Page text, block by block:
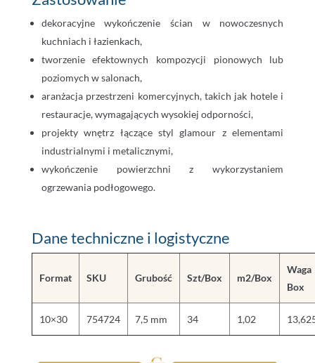
dekoracyjne wykończenie ścian w nowoczesnych
kuchniach i łazienkach,
tworzenie efektownych kompozycji pionowych lub
poziomych w salonach,
aranżacja przestrzeni komercyjnych, takich jak hotele i
restauracje, wymagających wysokiej odporności,
projekty wnętrz łączące styl glamour z elementami
industrialnymi i metalicznymi,
wykończenie powierzchni z wykorzystaniem
ogrzewania podłogowego.
Dane techniczne i logistyczne
Format SKU Grubość Szt/Box m2/Box
Waga
Box
10×30 754724 7,5 mm 34 1,02